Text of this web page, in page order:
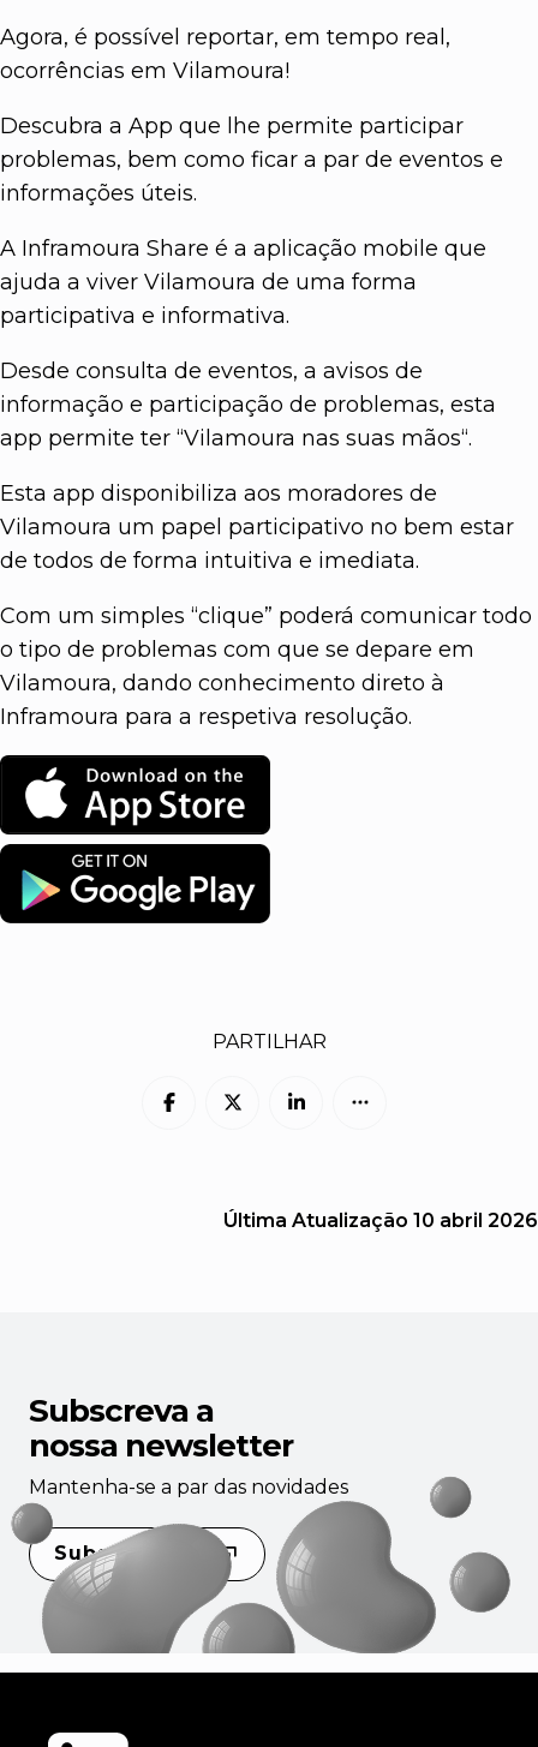
Agora, é possível reportar, em tempo real,
ocorrências em Vilamoura!
Descubra a App que lhe permite participar
problemas, bem como ficar a par de eventos e
informações úteis.
A Inframoura Share é a aplicação mobile que
ajuda a viver Vilamoura de uma forma
participativa e informativa.
Desde consulta de eventos, a avisos de
informação e participação de problemas, esta
app permite ter “Vilamoura nas suas mãos“.
Esta app disponibiliza aos moradores de
Vilamoura um papel participativo no bem estar
de todos de forma intuitiva e imediata.
Com um simples “clique” poderá comunicar todo
o tipo de problemas com que se depare em
Vilamoura, dando conhecimento direto à
Inframoura para a respetiva resolução.
PARTILHAR
Última Atualização 10 abril 2026
Subscreva a
nossa newsletter
Mantenha-se a par das novidades
Subscrever